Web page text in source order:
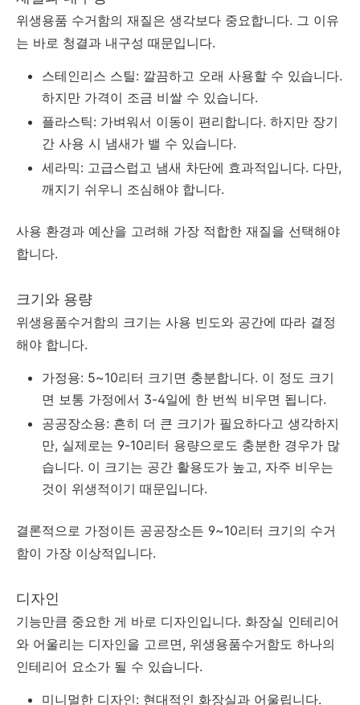
위생용품 수거함의 재질은 생각보다 중요합니다. 그 이유
는 바로 청결과 내구성 때문입니다.
스테인리스 스틸: 깔끔하고 오래 사용할 수 있습니다.
하지만 가격이 조금 비쌀 수 있습니다.
플라스틱: 가벼워서 이동이 편리합니다. 하지만 장기
간 사용 시 냄새가 밸 수 있습니다.
세라믹: 고급스럽고 냄새 차단에 효과적입니다. 다만,
깨지기 쉬우니 조심해야 합니다.
사용 환경과 예산을 고려해 가장 적합한 재질을 선택해야
합니다.
크기와 용량
위생용품수거함의 크기는 사용 빈도와 공간에 따라 결정
해야 합니다.
가정용: 5~10리터 크기면 충분합니다. 이 정도 크기
면 보통 가정에서 3-4일에 한 번씩 비우면 됩니다.
공공장소용: 흔히 더 큰 크기가 필요하다고 생각하지
만, 실제로는 9-10리터 용량으로도 충분한 경우가 많
습니다. 이 크기는 공간 활용도가 높고, 자주 비우는
것이 위생적이기 때문입니다.
결론적으로 가정이든 공공장소든 9~10리터 크기의 수거
함이 가장 이상적입니다.
디자인
기능만큼 중요한 게 바로 디자인입니다. 화장실 인테리어
와 어울리는 디자인을 고르면, 위생용품수거함도 하나의
인테리어 요소가 될 수 있습니다.
미니멀한 디자인: 현대적인 화장실과 어울립니다.